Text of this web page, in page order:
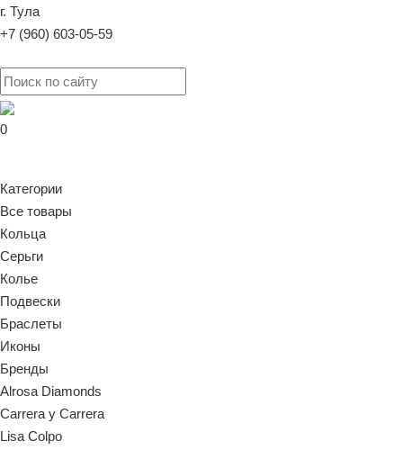
г. Тула
+7 (960) 603-05-59
0
Категории
Все товары
Кольца
Серьги
Колье
Подвески
Браслеты
Иконы
Бренды
Alrosa Diamonds
Carrera y Carrera
Lisa Colpo